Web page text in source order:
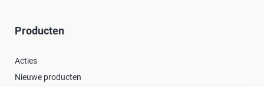
Producten
Acties
Nieuwe producten